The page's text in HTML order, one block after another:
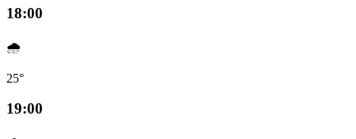
18:00
🌧️
25°
19:00